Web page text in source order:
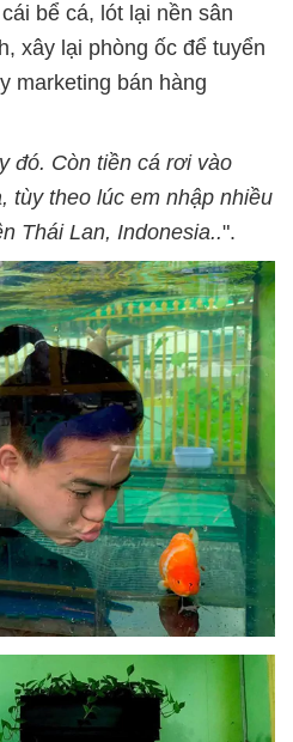
bể cá, lót lại nền sân
xây lại phòng ốc để tuyển
marketing bán hàng
đó. Còn tiền cá rơi vào
tùy theo lúc em nhập nhiều
Thái Lan, Indonesia..".